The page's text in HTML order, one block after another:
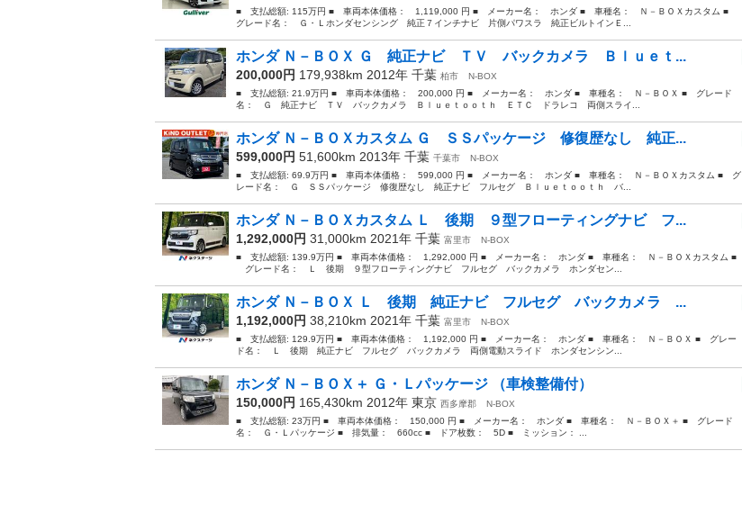
■ 支払総額: 115万円 ■ 車両本体価格： 1,119,000 円 ■ メーカー名： ホンダ ■ 車種名： Ｎ－ＢＯＸカスタム ■
グレード名： Ｇ・Ｌホンダセンシング 純正７インチナビ 片側パワスラ 純正ビルトインＥ...
ホンダ Ｎ－ＢＯＸ Ｇ 純正ナビ ＴＶ バックカメラ Ｂｌｕｅｔ...
200,000円 179,938km 2012年 千葉 柏市
N-BOX
■ 支払総額: 21.9万円 ■ 車両本体価格： 200,000 円 ■ メーカー名： ホンダ ■ 車種名： Ｎ－ＢＯＸ ■ グレード
名： Ｇ 純正ナビ ＴＶ バックカメラ Ｂｌｕｅｔｏｏｔｈ ＥＴＣ ドラレコ 両側スライ...
ホンダ Ｎ－ＢＯＸカスタム Ｇ ＳＳパッケージ 修復歴なし 純正...
599,000円 51,600km 2013年 千葉 千葉市
N-BOX
■ 支払総額: 69.9万円 ■ 車両本体価格： 599,000 円 ■ メーカー名： ホンダ ■ 車種名： Ｎ－ＢＯＸカスタム ■ グ
レード名： Ｇ ＳＳパッケージ 修復歴なし 純正ナビ フルセグ Ｂｌｕｅｔｏｏｔｈ バ...
ホンダ Ｎ－ＢＯＸカスタム Ｌ 後期 ９型フローティングナビ フ...
1,292,000円 31,000km 2021年 千葉 富里市
N-BOX
■ 支払総額: 139.9万円 ■ 車両本体価格： 1,292,000 円 ■ メーカー名： ホンダ ■ 車種名： Ｎ－ＢＯＸカスタム ■
グレード名： Ｌ 後期 ９型フローティングナビ フルセグ バックカメラ ホンダセン...
ホンダ Ｎ－ＢＯＸ Ｌ 後期 純正ナビ フルセグ バックカメラ ...
1,192,000円 38,210km 2021年 千葉 富里市
N-BOX
■ 支払総額: 129.9万円 ■ 車両本体価格： 1,192,000 円 ■ メーカー名： ホンダ ■ 車種名： Ｎ－ＢＯＸ ■ グレー
ド名： Ｌ 後期 純正ナビ フルセグ バックカメラ 両側電動スライド ホンダセンシン...
ホンダ Ｎ－ＢＯＸ＋ Ｇ・Ｌパッケージ （車検整備付）
150,000円 165,430km 2012年 東京 西多摩郡
N-BOX
■ 支払総額: 23万円 ■ 車両本体価格： 150,000 円 ■ メーカー名： ホンダ ■ 車種名： Ｎ－ＢＯＸ＋ ■ グレード
名： Ｇ・Ｌパッケージ ■ 排気量： 660cc ■ ドア枚数： 5D ■ ミッション： ...